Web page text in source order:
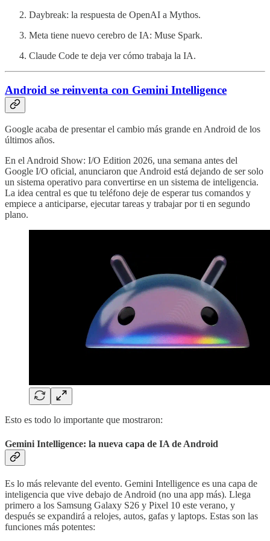
Daybreak: la respuesta de OpenAI a Mythos.
Meta tiene nuevo cerebro de IA: Muse Spark.
Claude Code te deja ver cómo trabaja la IA.
Android se reinventa con Gemini Intelligence
Google acaba de presentar el cambio más grande en Android de los
últimos años.
En el Android Show: I/O Edition 2026, una semana antes del
Google I/O oficial, anunciaron que Android está dejando de ser solo
un sistema operativo para convertirse en un sistema de inteligencia.
La idea central es que tu teléfono deje de esperar tus comandos y
empiece a anticiparse, ejecutar tareas y trabajar por ti en segundo
plano.
Esto es todo lo importante que mostraron:
Gemini Intelligence: la nueva capa de IA de Android
Es lo más relevante del evento. Gemini Intelligence es una capa de
inteligencia que vive debajo de Android (no una app más). Llega
primero a los Samsung Galaxy S26 y Pixel 10 este verano, y
después se expandirá a relojes, autos, gafas y laptops. Estas son las
funciones más potentes: